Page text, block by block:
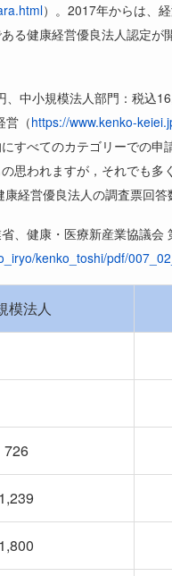
）。 2017年からは、
る健康経営優良法人認定が
、中小規模法人部門：税込
営（https://www.kenko-
すべてのカテゴリーでの申
思われますが，それでも多
康経営優良法人の調査票回答
、健康・医療新産業協議会
kenko_toshi/pdf/
模法人
726
1,239
1,800